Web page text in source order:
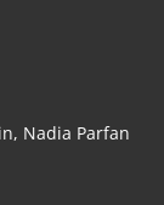
Nadia Parfan